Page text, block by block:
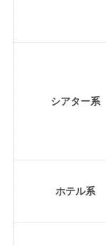
シアター系
ホテル系